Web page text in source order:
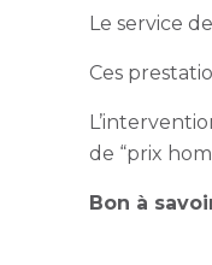
Le service
Ces
de “prix
Bon à